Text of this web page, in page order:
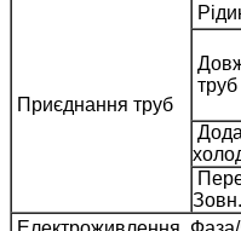
Приєднання труб
труб